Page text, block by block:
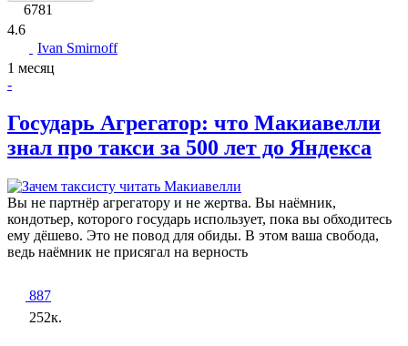
6781
4.6
Ivan Smirnoff
1 месяц
-
Государь Агрегатор: что Макиавелли
знал про такси за 500 лет до Яндекса
Вы не партнёр агрегатору и не жертва. Вы наёмник,
кондотьер, которого государь использует, пока вы обходитесь
ему дёшево. Это не повод для обиды. В этом ваша свобода,
ведь наёмник не присягал на верность
887
252к.